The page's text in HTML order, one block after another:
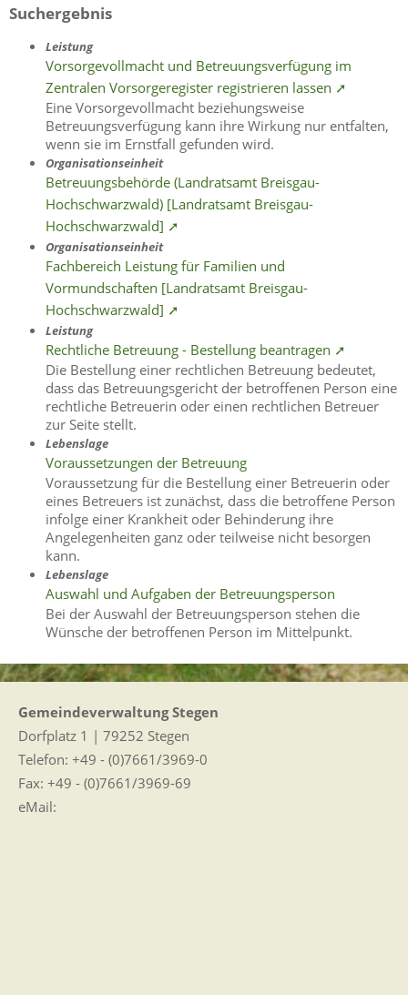
Suchergebnis
Leistung
Vorsorgevollmacht und Betreuungsverfügung im
Zentralen Vorsorgeregister registrieren lassen ➚
Eine Vorsorgevollmacht beziehungsweise
Betreuungsverfügung kann ihre Wirkung nur entfalten,
wenn sie im Ernstfall gefunden wird.
Organisationseinheit
Betreuungsbehörde (Landratsamt Breisgau-
Hochschwarzwald) [Landratsamt Breisgau-
Hochschwarzwald] ➚
Organisationseinheit
Fachbereich Leistung für Familien und
Vormundschaften [Landratsamt Breisgau-
Hochschwarzwald] ➚
Leistung
Rechtliche Betreuung - Bestellung beantragen ➚
Die Bestellung einer rechtlichen Betreuung bedeutet,
dass das Betreuungsgericht der betroffenen Person eine
rechtliche Betreuerin oder einen rechtlichen Betreuer
zur Seite stellt.
Lebenslage
Voraussetzungen der Betreuung
Voraussetzung für die Bestellung einer Betreuerin oder
eines Betreuers ist zunächst, dass die betroffene Person
infolge einer Krankheit oder Behinderung ihre
Angelegenheiten ganz oder teilweise nicht besorgen
kann.
Lebenslage
Auswahl und Aufgaben der Betreuungsperson
Bei der Auswahl der Betreuungsperson stehen die
Wünsche der betroffenen Person im Mittelpunkt.
Gemeindeverwaltung Stegen
Dorfplatz 1 | 79252 Stegen
Telefon: +49 - (0)7661/3969-0
Fax: +49 - (0)7661/3969-69
eMail: